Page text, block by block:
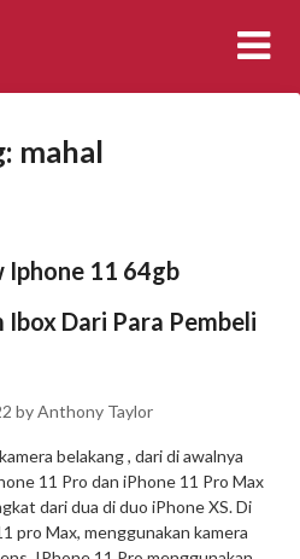
mahal
Iphone 11 64gb
Ibox Dari Para Pembeli
byAnthony Taylor
belakang , dari di awalnya
11 Pro dan iPhone 11 Pro Max
dari dua di duo iPhone XS. Di
pro Max, menggunakan kamera